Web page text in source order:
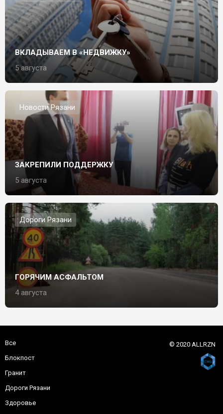
ВКЛАДЫВАЕМ В «НЕДВИЖКУ»
5 августа
Новости Рязани
ЗАКРЕПИЛИ ПОДДЕРЖКУ
5 августа
Дороги Рязани
ГОРЯЧИМ АСФАЛЬТОМ
4 августа
Все
Блокпост
Гранит
Дороги Рязани
Здоровье
© 2020 ALLRZN